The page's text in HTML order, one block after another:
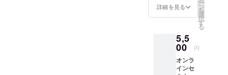
ma0912
(2026年
9月１日
~2027
年8月31
日)、記
載して
ほしい
コメン
ト
詳細を見る ー
ン
を
選
択
す
る
5,5
00 円
オンラ
インセ